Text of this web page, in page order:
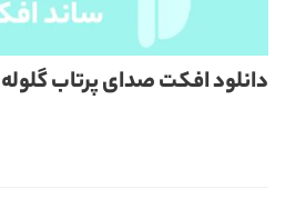
دانلود افکت صدای پرتاب